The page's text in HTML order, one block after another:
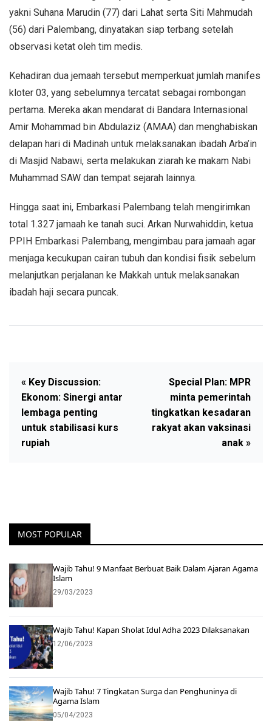
yakni Suhana Marudin (77) dari Lahat serta Siti Mahmudah
(56) dari Palembang, dinyatakan siap terbang setelah
observasi ketat oleh tim medis.
Kehadiran dua jemaah tersebut memperkuat jumlah manifes
kloter 03, yang sebelumnya tercatat sebagai rombongan
pertama. Mereka akan mendarat di Bandara Internasional
Amir Mohammad bin Abdulaziz (AMAA) dan menghabiskan
delapan hari di Madinah untuk melaksanakan ibadah Arba’in
di Masjid Nabawi, serta melakukan ziarah ke makam Nabi
Muhammad SAW dan tempat sejarah lainnya.
Hingga saat ini, Embarkasi Palembang telah mengirimkan
total 1.327 jamaah ke tanah suci. Arkan Nurwahiddin, ketua
PPIH Embarkasi Palembang, mengimbau para jamaah agar
menjaga kecukupan cairan tubuh dan kondisi fisik sebelum
melanjutkan perjalanan ke Makkah untuk melaksanakan
ibadah haji secara puncak.
« Key Discussion:
Ekonom: Sinergi antar
lembaga penting
untuk stabilisasi kurs
rupiah
Special Plan: MPR
minta pemerintah
tingkatkan kesadaran
rakyat akan vaksinasi
anak »
MOST POPULAR
Wajib Tahu! 9 Manfaat Berbuat Baik Dalam Ajaran Agama
Islam
29/03/2023
Wajib Tahu! Kapan Sholat Idul Adha 2023 Dilaksanakan
12/06/2023
Wajib Tahu! 7 Tingkatan Surga dan Penghuninya di
Agama Islam
05/04/2023